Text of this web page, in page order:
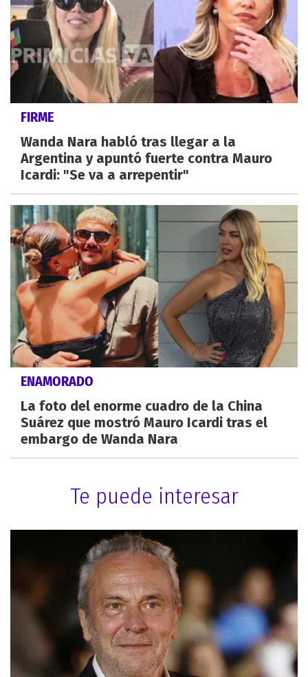
FIRME
Wanda Nara habló tras llegar a la
Argentina y apuntó fuerte contra Mauro
Icardi: "Se va a arrepentir"
ENAMORADO
La foto del enorme cuadro de la China
Suárez que mostró Mauro Icardi tras el
embargo de Wanda Nara
Te puede interesar